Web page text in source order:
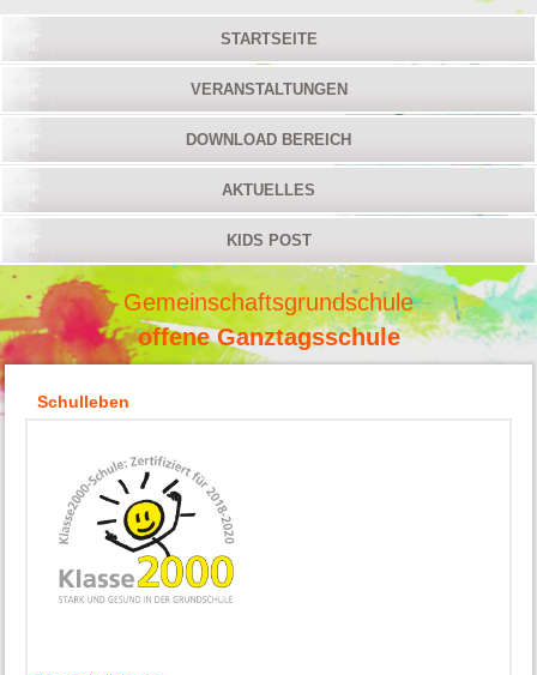
STARTSEITE
VERANSTALTUNGEN
DOWNLOAD BEREICH
AKTUELLES
KIDS POST
Gemeinschaftsgrundschule
offene Ganztagsschule
Schulleben